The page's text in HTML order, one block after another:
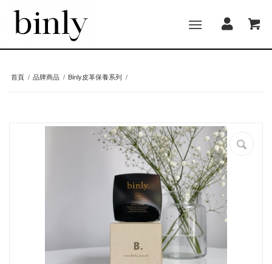
首頁 / 品牌商品 / Binly皮革保養系列 /